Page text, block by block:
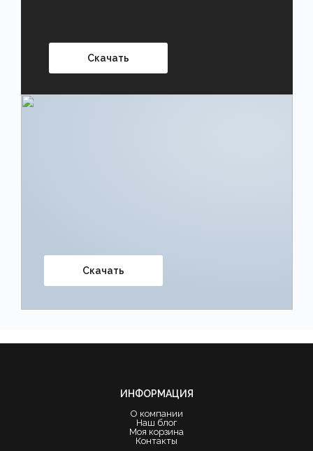
Скачать
Скачать
ИНФОРМАЦИЯ
О компании
Наш блог
Моя корзина
Контакты